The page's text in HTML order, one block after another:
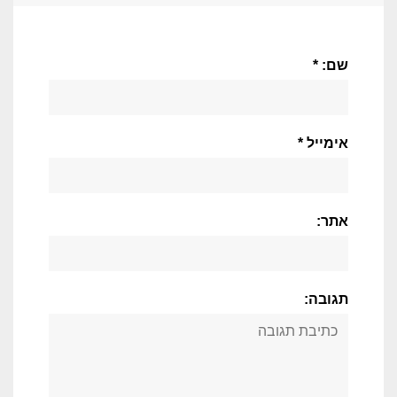
שם: *
אימייל *
אתר:
תגובה: